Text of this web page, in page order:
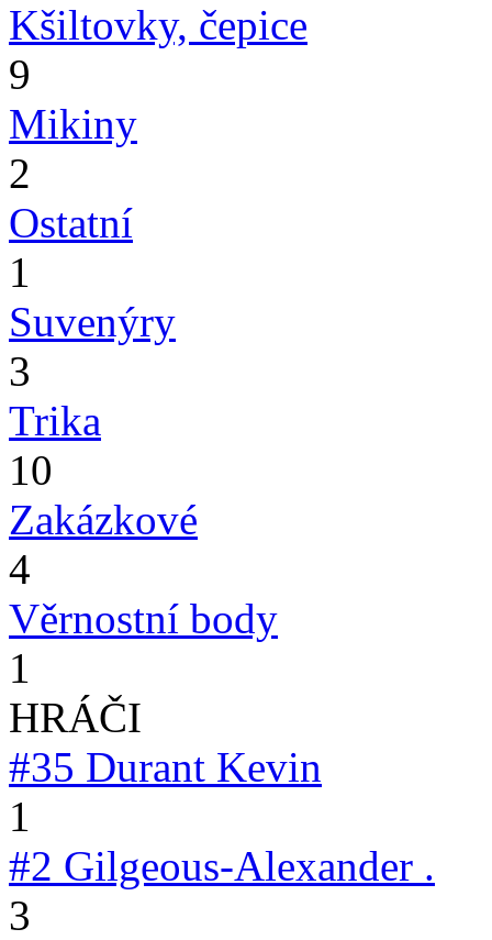
Kšiltovky, čepice
9
Mikiny
2
Ostatní
1
Suvenýry
3
Trika
10
Zakázkové
4
Věrnostní body
1
HRÁČI
#35 Durant Kevin
1
#2 Gilgeous-Alexander .
3